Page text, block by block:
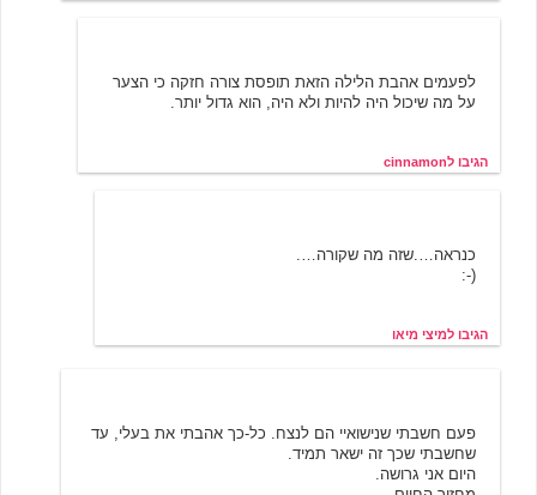
לפעמים אהבת הלילה הזאת תופסת צורה חזקה כי הצער
על מה שיכול היה להיות ולא היה, הוא גדול יותר.
הגיבו לcinnamon
כנראה….שזה מה שקורה….
(-:
הגיבו למיצי מיאו
פעם חשבתי שנישואיי הם לנצח. כל-כך אהבתי את בעלי, עד
שחשבתי שכך זה ישאר תמיד.
היום אני גרושה.